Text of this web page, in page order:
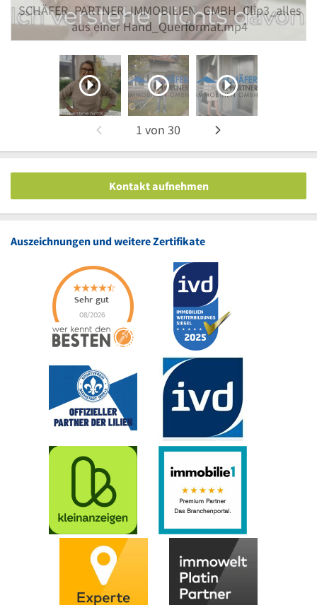
SCHÄFER_PARTNER_IMMOBILIEN_GMBH_Clip3_alles
aus einer Hand_Querformat.mp4
1 von 30
Kontakt aufnehmen
Auszeichnungen und weitere Zertifikate